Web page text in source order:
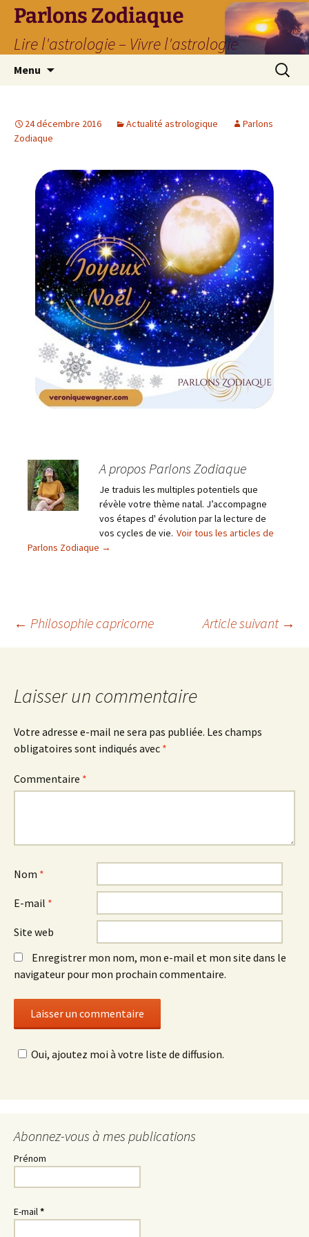
Parlons Zodiaque
Lire l'astrologie – Vivre l'astrologie
Menu
24 décembre 2016 Actualité astrologique
Parlons
Zodiaque
A propos Parlons Zodiaque
Je traduis les multiples potentiels que
révèle votre thème natal. J’accompagne
vos étapes d' évolution par la lecture de
vos cycles de vie. Voir tous les articles de
Parlons Zodiaque →
Navigation
articles
← Philosophie capricorne Article suivant →
Laisser un commentaire
Votre adresse e-mail ne sera pas publiée. Les champs
obligatoires sont indiqués avec *
Commentaire *
Nom *
E-mail *
Site web
Enregistrer mon nom, mon e-mail et mon site dans le
navigateur pour mon prochain commentaire.
Oui, ajoutez moi à votre liste de diffusion.
Abonnez-vous à mes publications
Prénom
E-mail*